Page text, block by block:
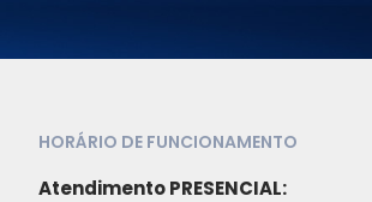
HORÁRIO DE FUNCIONAMENTO
Atendimento PRESENCIAL: